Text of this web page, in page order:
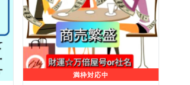
満枠対応中